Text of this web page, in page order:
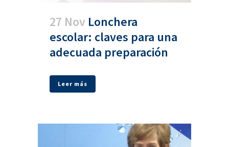
27 Nov Lonchera
escolar: claves para una
adecuada preparación
Leer más